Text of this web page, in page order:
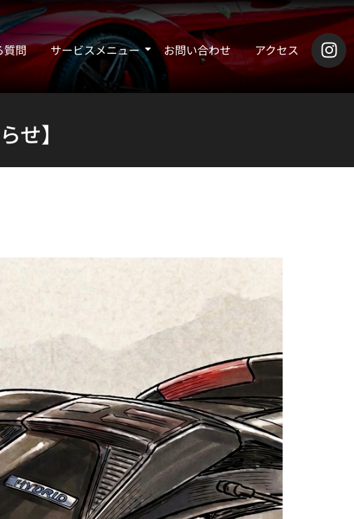
質問 サービスメニュー お問い合わせ アクセス
せ】